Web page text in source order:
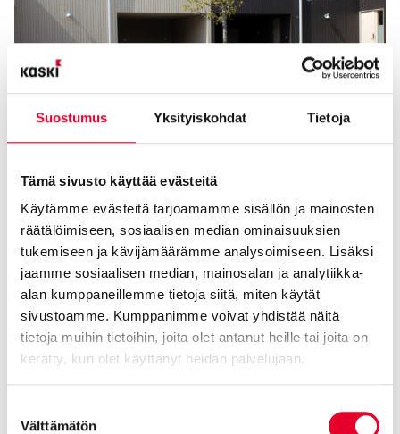
Suostumus Yksityiskohdat Tietoja
Tämä sivusto käyttää evästeitä
Käytämme evästeitä tarjoamamme sisällön ja mainosten
räätälöimiseen, sosiaalisen median ominaisuuksien
tukemiseen ja kävijämäärämme analysoimiseen. Lisäksi
jaamme sosiaalisen median, mainosalan ja analytiikka-
alan kumppaneillemme tietoja siitä, miten käytät
sivustoamme. Kumppanimme voivat yhdistää näitä
tietoja muihin tietoihin, joita olet antanut heille tai joita on
kerätty, kun olet käyttänyt heidän palvelujaan.
valinta
Välttämätön